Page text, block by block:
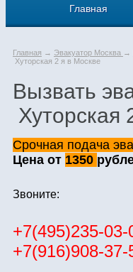
Главная
Главная → Эвакуатор Москва →
Хуторская 2 я в Москве
Вызвать
Хуторская
Срочная подача
Цена от 1350
Звоните:
+7(495)235-03-
+7(916)908-37-